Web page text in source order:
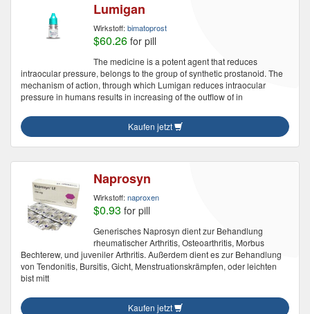
Lumigan
Wirkstoff: bimatoprost
$60.26 for pill
The medicine is a potent agent that reduces
intraocular pressure, belongs to the group of synthetic prostanoid. The
mechanism of action, through which Lumigan reduces intraocular
pressure in humans results in increasing of the outflow of in
Kaufen jetzt
Naprosyn
Wirkstoff: naproxen
$0.93 for pill
Generisches Naprosyn dient zur Behandlung
rheumatischer Arthritis, Osteoarthritis, Morbus
Bechterew, und juveniler Arthritis. Außerdem dient es zur Behandlung
von Tendonitis, Bursitis, Gicht, Menstruationskrämpfen, oder leichten
bist mitt
Kaufen jetzt